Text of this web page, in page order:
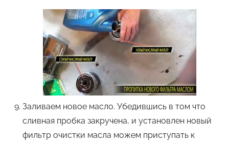
Заливаем новое масло. Убедившись в том что
сливная пробка закручена, и установлен новый
фильтр очистки масла можем приступать к